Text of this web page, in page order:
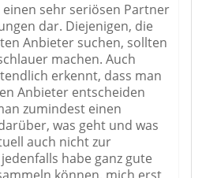
sehr seriösen Partner
dar. Diejenigen, die
Anbieter suchen, sollten
machen. Auch
erkennt, dass man
Anbieter entscheiden
zumindest einen
was geht und was
auch nicht zur
habe ganz gute